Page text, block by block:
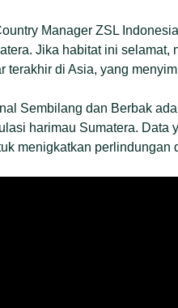
Manager ZSL
Jika habitat ini
terakhir di Asia, yang
Sembilang dan Berbak
harimau Sumatera. Data
menigkatkan